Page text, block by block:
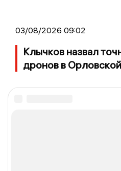
03/08/2026 09:02
Клычков назвал
дронов в